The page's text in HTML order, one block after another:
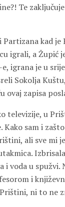
Te
Partizana kad
igrali, a Župić
igrana je u
Sokolja
ovaj zapisa
televizije, u
Kako sam i
ali sve mi
i voda u
i
ni to ne